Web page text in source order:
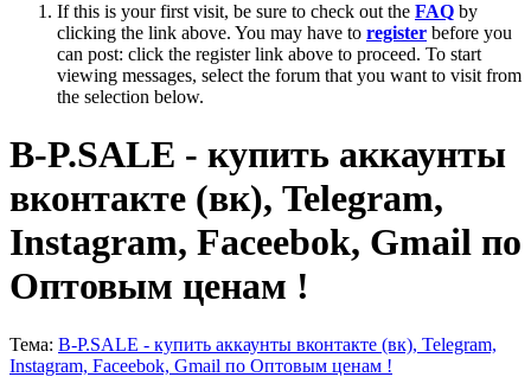
If this is your first visit, be sure to check out the FAQ by
clicking the link above. You may have to register before you
can post: click the register link above to proceed. To start
viewing messages, select the forum that you want to visit from
the selection below.
B-P.SALE - купить аккаунты
вконтакте (вк), Telegram,
Instagram, Faceebok, Gmail по
Оптовым ценам !
Тема: B-P.SALE - купить аккаунты вконтакте (вк), Telegram,
Instagram, Faceebok, Gmail по Оптовым ценам !